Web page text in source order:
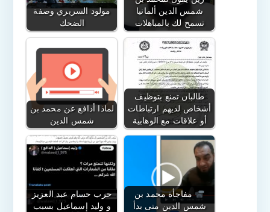
مولود السريري وصفة
الضحك
شمس الدين ألمانيا
تسمح لك بالمباهلات
لماذا أدافع عن محمد بن
شمس الدين
طالبان تمنع بتوظيف
أشخاص لديهم ارتباطات
أو علاقات مع الوهابية
حرب حسام عبد العزيز
و وليد إسماعيل بسبب
مفاجأة محمد بن
شمس الدين متى بدأ